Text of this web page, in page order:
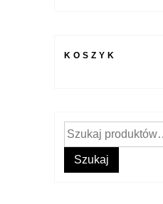
KOSZYK
Szukaj:
Szukaj